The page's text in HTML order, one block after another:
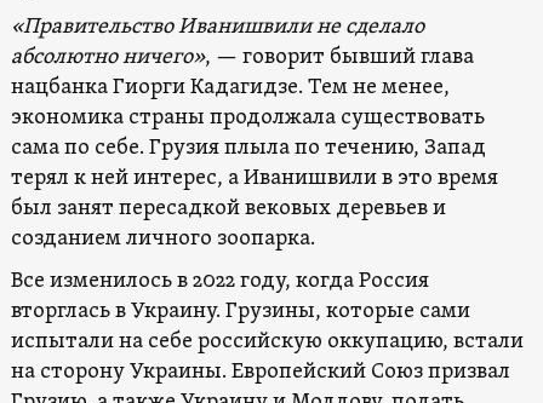
«Правительство Иванишвили не сделало
абсолютно ничего», — говорит бывший глава
нацбанка Гиорги Кадагидзе. Тем не менее,
экономика страны продолжала существовать
сама по себе. Грузия плыла по течению, Запад
терял к ней интерес, а Иванишвили в это время
был занят пересадкой вековых деревьев и
созданием личного зоопарка.
Все изменилось в 2022 году, когда Россия
вторглась в Украину. Грузины, которые сами
испытали на себе российскую оккупацию, встали
на сторону Украины. Европейский Союз призвал